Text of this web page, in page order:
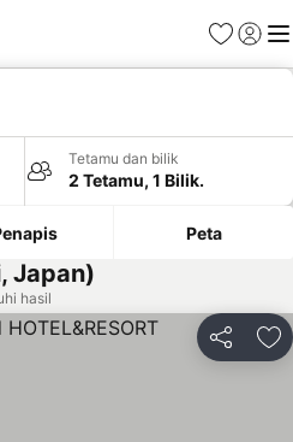
Kegemaran
Daftar
Tetamu dan bilik
2 Tetamu, 1 Bilik.
Peta
Japan)
hasil
Kongsi